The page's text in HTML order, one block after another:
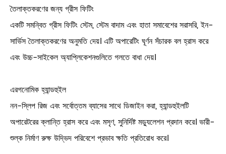
তৈলাক্তকরণের জন্য গ্রীস ফিটিং
একটি সমন্বিত গ্রীস ফিটিং স্টেম, স্টেম বাদাম এবং হাতা সমাবেশের সরাসরি, ইন-
সার্ভিস তৈলাক্তকরণের অনুমতি দেয়। এটি অপারেটিং ঘূর্ণন সঁচারক বল হ্রাস করে
এবং উচ্চ-সাইকেল অ্যাপ্লিকেশনগুলিতে গলতে বাধা দেয়।
এরগনোমিক হ্যান্ডহুইল
নন-স্লিপ রিজ এবং সর্বোত্তম ব্যাসের সাথে ডিজাইন করা, হ্যান্ডহুইলটি
অপারেটরের ক্লান্তি হ্রাস করে এবং মসৃণ, সুনির্দিষ্ট মড্যুলেশন প্রদান করে। ভারী-
শুল্ক নির্মাণ রুক্ষ উদ্ভিদ পরিবেশে প্রভাব ক্ষতি প্রতিরোধ করে।